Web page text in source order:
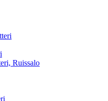
Ruissalo